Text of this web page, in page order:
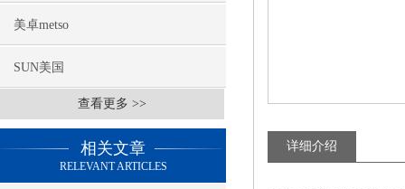
美卓metso
SUN美国
查看更多 >>
相关文章
RELEVANT ARTICLES
详细介绍